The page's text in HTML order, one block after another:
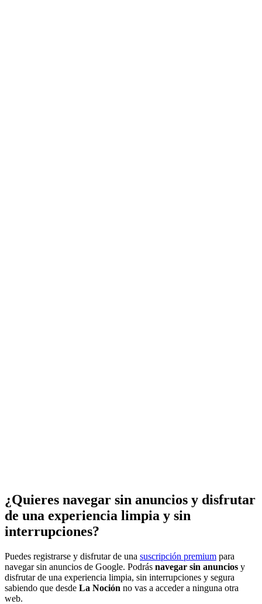
¿Quieres navegar sin anuncios y disfrutar
de una experiencia limpia y sin
interrupciones?
Puedes registrarse y disfrutar de una suscripción premium para
navegar sin anuncios de Google. Podrás navegar sin anuncios y
disfrutar de una experiencia limpia, sin interrupciones y segura
sabiendo que desde La Noción no vas a acceder a ninguna otra
web.